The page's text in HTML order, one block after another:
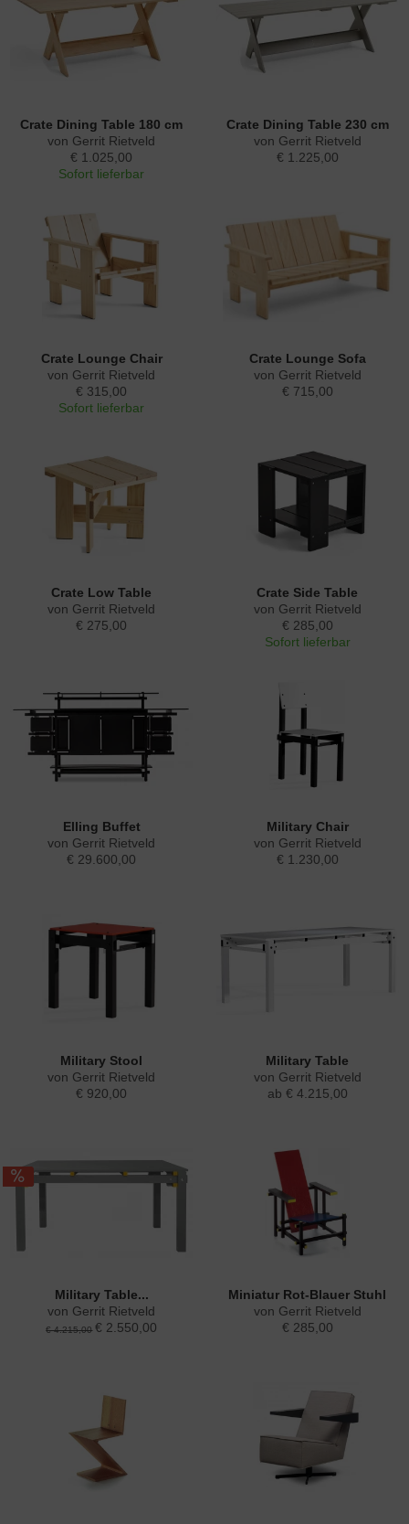
Crate Dining Table 180 cm
von Gerrit Rietveld
€ 1.025,00
Sofort lieferbar
Crate Dining Table 230 cm
von Gerrit Rietveld
€ 1.225,00
Crate Lounge Chair
von Gerrit Rietveld
€ 315,00
Sofort lieferbar
Crate Lounge Sofa
von Gerrit Rietveld
€ 715,00
Crate Low Table
von Gerrit Rietveld
€ 275,00
Crate Side Table
von Gerrit Rietveld
€ 285,00
Sofort lieferbar
Elling Buffet
von Gerrit Rietveld
€ 29.600,00
Military Chair
von Gerrit Rietveld
€ 1.230,00
Military Stool
von Gerrit Rietveld
€ 920,00
Military Table
von Gerrit Rietveld
ab € 4.215,00
Military Table...
von Gerrit Rietveld
€ 4.215,00 € 2.550,00
Miniatur Rot-Blauer Stuhl
von Gerrit Rietveld
€ 285,00